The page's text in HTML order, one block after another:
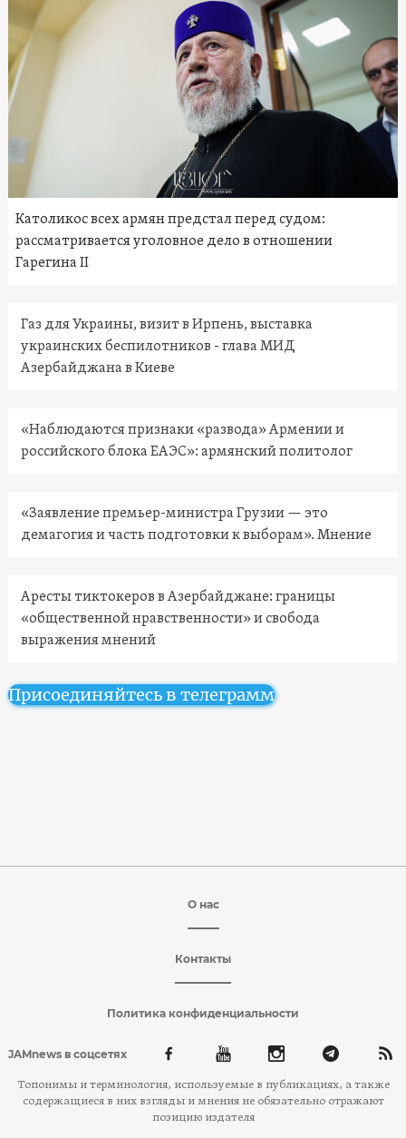
Католикос всех армян предстал перед судом:
рассматривается уголовное дело в отношении
Гарегина II
Газ для Украины, визит в Ирпень, выставка
украинских беспилотников - глава МИД
Азербайджана в Киеве
«Наблюдаются признаки «развода» Армении и
российского блока ЕАЭС»: армянский политолог
«Заявление премьер-министра Грузии — это
демагогия и часть подготовки к выборам». Мнение
Аресты тиктокеров в Азербайджане: границы
«общественной нравственности» и свобода
выражения мнений
Присоединяйтесь в телеграмм
О нас
Контакты
Политика конфиденциальности
JAMnews в соцсетях
Топонимы и терминология, используемые в публикациях, а также
содержащиеся в них взгляды и мнения не обязательно отражают
позицию издателя